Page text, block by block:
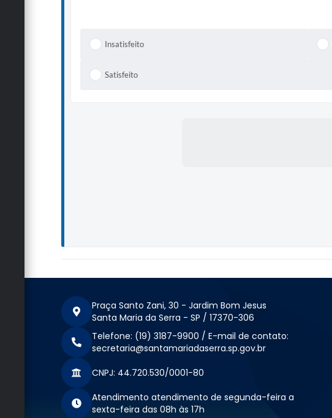
Insatisfeito
Satisfeito
Praça Santo Zani, 30 - Jardim Bom Jesus
Santa Maria da Serra - SP / 17370-306
Telefone: (19) 3187-9900 / E-mail de contato:
secretaria@santamariadaserra.sp.gov.br
CNPJ: 44.720.530/0001-80
Atendimento atendimento de segunda-feira a
sexta-feira das 08h às 17h